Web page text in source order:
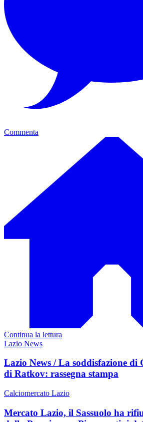
Commenta
Continua la lettura
Lazio News
Lazio News / La soddisfazione di
di Ratkov: rassegna stampa
Calciomercato Lazio
Mercato Lazio, il Sassuolo ha